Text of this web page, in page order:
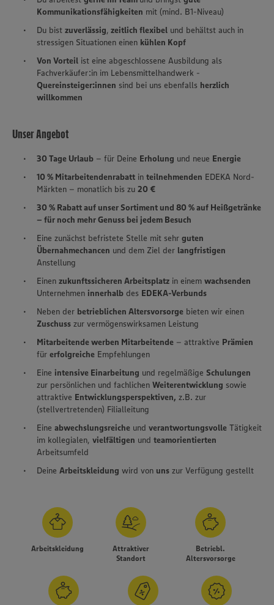
Wir setzen Cookies und andere Technologien ein, um Ihnen
ein bestmögliches Nutzungserlebnis unserer Website zu
Kommunikationsfähigkeiten mit (mind. B1-Niveau)
Du bist zuverlässig, zeitlich flexibel und behältst auch in
stressigen Situationen einen kühlen Kopf
Von Vorteil ist eine abgeschlossene Ausbildung als
Fachverkäufer:in im Lebensmittelhandwerk -
Quereinsteiger:innen sind bei uns ebenfalls herzlich
willkommen
Unser Angebot
30 Tage Urlaub – für Deine Erholung und neue Energie
10 % Mitarbeitendenrabatt in teilnehmenden EDEKA Nord-
Märkten – monatlich bis zu 20 €
30 % Rabatt auf unser Sortiment und 80 % auf Heißgetränke
– für noch mehr Genuss bei jedem Besuch
Eine zunächst befristete Stelle mit sehr guten
Übernahmechancen und dem Ziel der langfristigen
Anstellung
Einen zukunftssicheren Arbeitsplatz in einem wachsenden
Unternehmen innerhalb des EDEKA-Verbunds
Neben der betrieblichen Altersvorsorge bieten wir einen
Zuschuss zur vermögenswirksamen Leistung
Mitarbeitende werben Mitarbeitende – attraktive Prämien
für erfolgreiche Empfehlungen
Eine intensive Einarbeitung und regelmäßige Schulungen
zur persönlichen und fachlichen Weiterentwicklung sowie
attraktive Entwicklungsperspektiven, z.B. zur
(stellvertretenden) Filialleitung
Eine abwechslungsreiche und verantwortungsvolle Tätigkeit
im kollegialen, vielfältigen und teamorientierten
Arbeitsumfeld
Deine Arbeitskleidung wird von uns zur Verfügung gestellt
Arbeitskleidung
Attraktiver
Standort
Betriebl.
Altersvorsorge